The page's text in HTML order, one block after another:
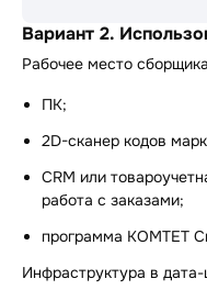
Вариант 2.
Рабочее место
ПК;
2D-сканер кодов
CRM или
работа с заказами;
программа КОМТЕТ
Инфраструктура в дата-